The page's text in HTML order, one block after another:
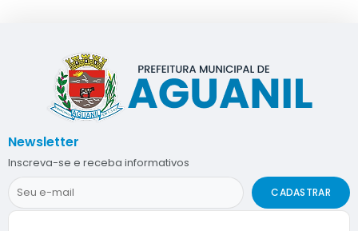
Newsletter
Inscreva-se e receba informativos
CADASTRAR